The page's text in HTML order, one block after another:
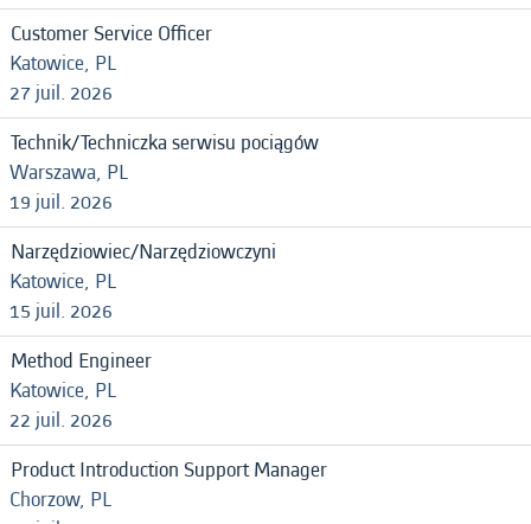
Customer Service Officer
Katowice, PL
27 juil. 2026
Technik/Techniczka serwisu pociągów
Warszawa, PL
19 juil. 2026
Narzędziowiec/Narzędziowczyni
Katowice, PL
15 juil. 2026
Method Engineer
Katowice, PL
22 juil. 2026
Product Introduction Support Manager
Chorzow, PL